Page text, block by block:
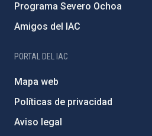
Programa Severo Ochoa
Amigos del IAC
PORTAL DEL IAC
Mapa web
Políticas de privacidad
Aviso legal